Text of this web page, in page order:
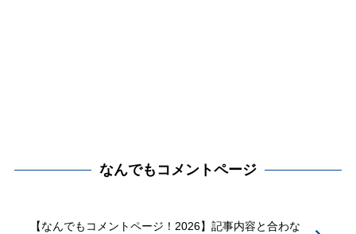
なんでもコメントページ
【なんでもコメントページ！2026】記事内容と合わな